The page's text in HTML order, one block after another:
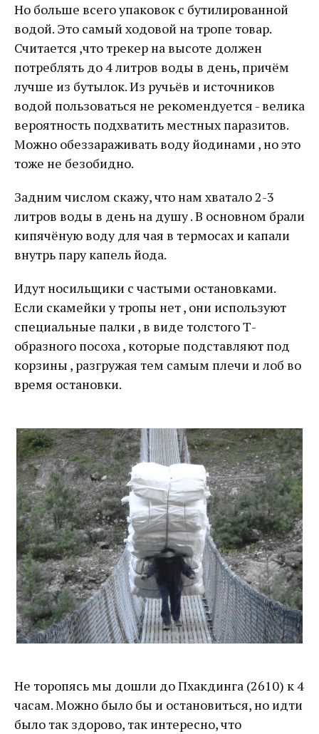
Но больше всего упаковок с бутилированной
водой. Это самый ходовой на тропе товар.
Считается ,что трекер на высоте должен
потреблять до 4 литров воды в день, причём
лучше из бутылок. Из ручьёв и источников
водой пользоваться не рекомендуется - велика
вероятность подхватить местных паразитов.
Можно обеззараживать воду йодинами , но это
тоже не безобидно.
Задним числом скажу, что нам хватало 2-3
литров воды в день на душу . В основном брали
кипячёную воду для чая в термосах и капали
внутрь пару капель йода.
Идут носильщики с частыми остановками.
Если скамейки у тропы нет , они используют
специальные палки , в виде толстого Т-
образного посоха , которые подставляют под
корзины , разгружая тем самым плечи и лоб во
время остановки.
Не торопясь мы дошли до Пхакдинга (2610) к 4
часам. Можно было бы и остановиться, но идти
было так здорово, так интересно, что